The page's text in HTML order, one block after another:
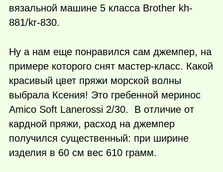
вязальной машине 5 класса Brother kh-
881/kr-830.
Ну а нам еще понравился сам джемпер, на
примере которого снят мастер-класс. Какой
красивый цвет пряжи морской волны
выбрала Ксения! Это гребенной меринос
Amico Soft Lanerossi 2/30. В отличие от
кардной пряжи, расход на джемпер
получился существенный: при ширине
изделия в 60 см вес 610 грамм.